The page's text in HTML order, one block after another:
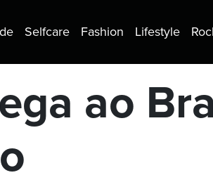
Selfcare Fashion Lifestyle
ao